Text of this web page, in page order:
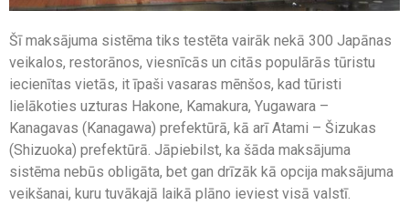
Šī maksājuma sistēma tiks testēta vairāk nekā 300 Japānas
veikalos, restorānos, viesnīcās un citās populārās tūristu
iecienītas vietās, it īpaši vasaras mēnšos, kad tūristi
lielākoties uzturas Hakone, Kamakura, Yugawara –
Kanagavas (Kanagawa) prefektūrā, kā arī Atami – Šizukas
(Shizuoka) prefektūrā. Jāpiebilst, ka šāda maksājuma
sistēma nebūs obligāta, bet gan drīzāk kā opcija maksājuma
veikšanai, kuru tuvākajā laikā plāno ieviest visā valstī.